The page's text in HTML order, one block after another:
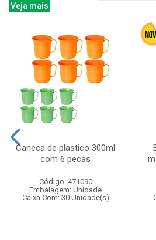
Veja mais
Caneca de plastico 300ml
com 6 pecas
Código: 471090
Embalagem: Unidade
Caixa Com: 30 Unidade(s)